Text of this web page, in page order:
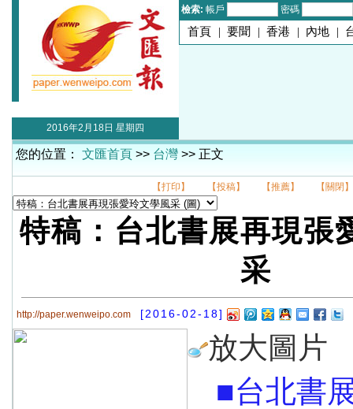
檢索: 帳戶 密碼
首頁 | 要聞 | 香港 | 內地 |
2016年2月18日 星期四
您的位置： 文匯首頁 >> 台灣 >> 正文
【打印】 【投稿】 【推薦】 【關閉】
特稿：台北書展再現張
采
http://paper.wenweipo.com [2016-02-18]
放大圖片
■台北書